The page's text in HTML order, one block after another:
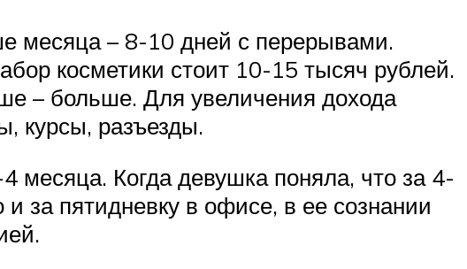
месяца – 8-10 дней с перерывами.
косметики стоит 10-15 тысяч рублей.
– больше. Для увеличения дохода
курсы, разъезды.
месяца. Когда девушка поняла, что за 4-
за пятидневку в офисе, в ее сознании